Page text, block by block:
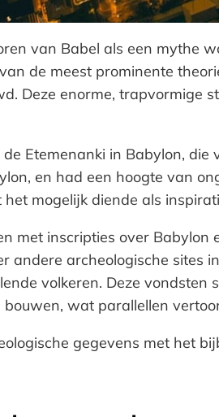
van Babel als een mythe
de meest prominente
Deze enorme, trapvormige
Etemenanki in Babylon,
en had een hoogte van
mogelijk diende als
met inscripties over
andere archeologische sites
volkeren. Deze
wat parallellen
gegevens met het